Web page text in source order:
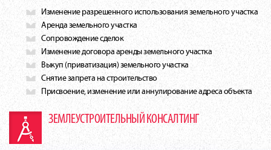
Изменение разрешенного использования земельного участка
Аренда земельного участка
Сопровождение сделок
Изменение договора аренды земельного участка
Выкуп (приватизация) земельного участка
Снятие запрета на строительство
Присвоение, изменение или аннулирование адреса объекта
ЗЕМЛЕУСТРОИТЕЛЬНЫЙ КОНСАЛТИНГ